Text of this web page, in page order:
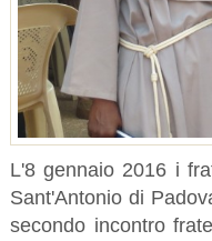
L'8 gennaio 2016 i
Sant'Antonio di
secondo incontro